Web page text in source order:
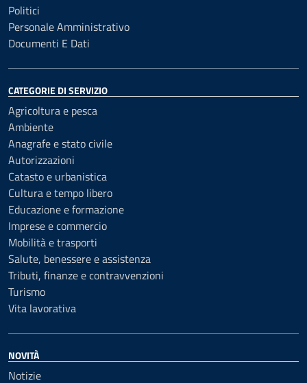
Politici
Personale Amministrativo
Documenti E Dati
CATEGORIE DI SERVIZIO
Agricoltura e pesca
Ambiente
Anagrafe e stato civile
Autorizzazioni
Catasto e urbanistica
Cultura e tempo libero
Educazione e formazione
Imprese e commercio
Mobilità e trasporti
Salute, benessere e assistenza
Tributi, finanze e contravvenzioni
Turismo
Vita lavorativa
NOVITÀ
Notizie